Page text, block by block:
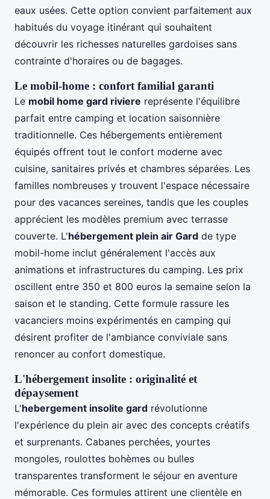
eaux usées. Cette option convient parfaitement aux
habitués du voyage itinérant qui souhaitent
découvrir les richesses naturelles gardoises sans
contrainte d'horaires ou de bagages.
Le mobil-home : confort familial garanti
Le mobil home gard riviere représente l'équilibre
parfait entre camping et location saisonnière
traditionnelle. Ces hébergements entièrement
équipés offrent tout le confort moderne avec
cuisine, sanitaires privés et chambres séparées. Les
familles nombreuses y trouvent l'espace nécessaire
pour des vacances sereines, tandis que les couples
apprécient les modèles premium avec terrasse
couverte. L'hébergement plein air Gard de type
mobil-home inclut généralement l'accès aux
animations et infrastructures du camping. Les prix
oscillent entre 350 et 800 euros la semaine selon la
saison et le standing. Cette formule rassure les
vacanciers moins expérimentés en camping qui
désirent profiter de l'ambiance conviviale sans
renoncer au confort domestique.
L'hébergement insolite : originalité et
dépaysement
L'hebergement insolite gard révolutionne
l'expérience du plein air avec des concepts créatifs
et surprenants. Cabanes perchées, yourtes
mongoles, roulottes bohèmes ou bulles
transparentes transforment le séjour en aventure
mémorable. Ces formules attirent une clientèle en